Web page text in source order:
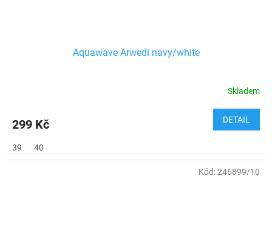
Aquawave Arwedi navy/white
Skladem
299 Kč DETAIL
39 40
Kód:246899/10